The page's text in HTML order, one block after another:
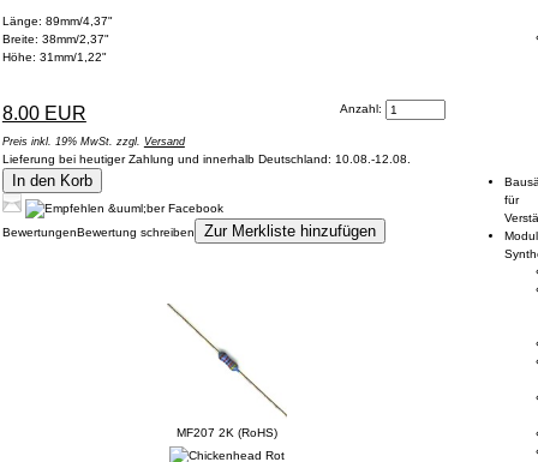
Länge: 89mm/4,37"
Breite: 38mm/2,37"
Höhe: 31mm/1,22"
Anzahl:
8.00 EUR
Preis inkl. 19% MwSt. zzgl. Versand
Lieferung bei heutiger Zahlung und innerhalb Deutschland: 10.08.-12.08.
In den Korb
BewertungenBewertung schreiben Zur Merkliste hinzufügen
MF207 2K (RoHS)
für